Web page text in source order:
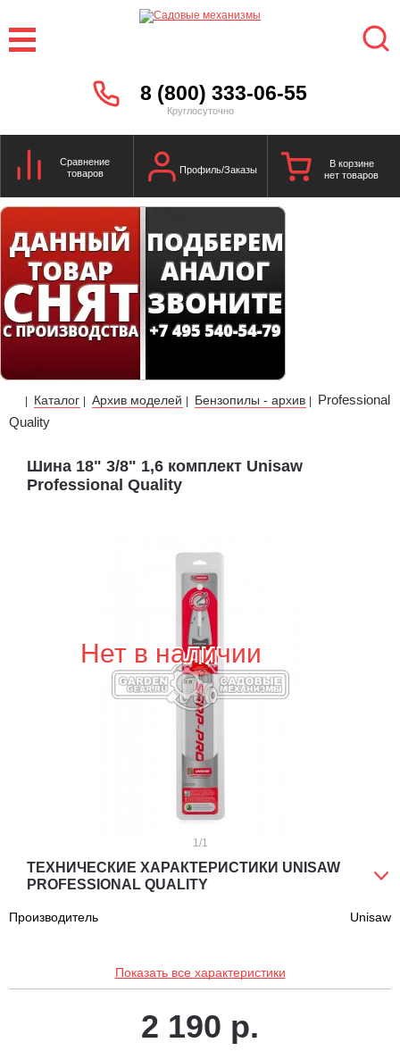
8 (800) 333-06-55
Круглосуточно
Сравнение
товаров
Профиль/Заказы
В корзине
нет товаров
| Каталог | Архив моделей | Бензопилы - архив |
Professional
Quality
Шина 18" 3/8" 1,6 комплект Unisaw
Professional Quality
Нет в наличии
1 /1
ТЕХНИЧЕСКИЕ ХАРАКТЕРИСТИКИ UNISAW
PROFESSIONAL QUALITY
Производитель Unisaw
Показать все характеристики
2 190 р.